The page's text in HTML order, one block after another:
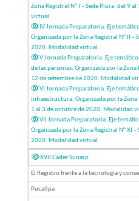
Zona Registral N° I – Sede Piura, del 9
virtual.
IV Jornada Preparatoria. Eje
Organizada por la Zona Registral N° II –
2020. Modalidad virtual.
V Jornada Preparatoria. Eje
de las personas. Organizada por la Zona
12 de setiembre de 2020. Modalidad
VI Jornada Preparatoria. Eje
infraestructura. Organizada por la Zona
1 al 3 de octubre de 2020. Modalidad
VII Jornada Preparatoria. Eje
Organizada por la Zona Registral N° XI
2020. Modalidad virtual.
XVII Cader Sunarp
El Registro frente a la tecnología y
Pucallpa